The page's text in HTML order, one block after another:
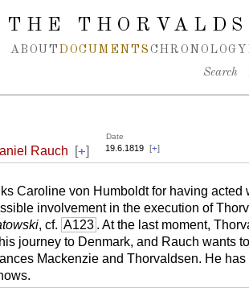
THE
ABOUT DOCUMENTS CHRONOLOGY
Search
Date
Rauch [+] 19.6.1819 [+]
Caroline von Humboldt for having
involvement in the execution of
, cf. A123 . At the last moment,
journey to Denmark, and Rauch wants
Mackenzie and Thorvaldsen. He